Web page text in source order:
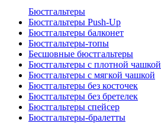
Бюстгальтеры
Бюстгальтеры Push-Up
Бюстгальтеры балконет
Бюстгальтеры-топы
Бесшовные бюстгальтеры
Бюстгальтеры с плотной чашкой
Бюстгальтеры с мягкой чашкой
Бюстгальтеры без косточек
Бюстгальтеры без бретелек
Бюстгальтеры спейсер
Бюстгальтеры-бралетты